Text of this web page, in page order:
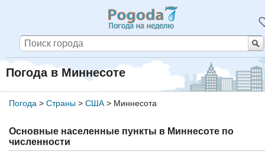
Погода в Миннесоте
Погода > Страны> США> Миннесота
Основные населенные пункты в Миннесоте по
численности